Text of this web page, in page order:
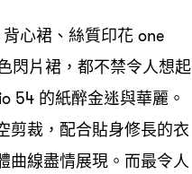
背心裙、絲質印花 one
閃片裙 ， 都不禁令人想起
54 的紙醉金迷與華麗。
剪裁 ， 配合貼身修長的衣
曲線盡情展現。而最令人